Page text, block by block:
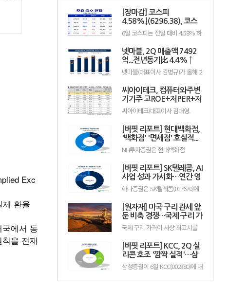
Exc
환율
에서 동
을 전재
[장마감] 코스피
4.58%↓(6296.38), 코스
닥 0.26%↑(801.67)
6일 코스피는 전일 대비 4.58% 하
이날 개인은 4조1084억원을 순매
수했고 외국인과 기관은 각각 4조
66억원, 2366억원을 순매도했다.
코스닥은 전일 대비 0.26% 오른
801.67포인트로 거래를 마쳤다. 개
억원을 순매수한 반면 외국인은
2923억원을 순매도했다.임정은
KB증권 연구원은 KB리서치 장...
넷마블, 2Q 매출액 7492
억...전년동기比 4.4% ↑
넷마블(대표이사 김병규)가 올해 2
분기 실적으로 매출액 7492억원,
영업이익 801억원을 기록했다고
지난 5일 밝혔다(K-IFRS 연결). 전
년동기대비 매출액은 4.4% 증가
했고, 영업이익은 20.8% 감소했
다.직전 분기와 비교하면 매출액과
늘어났으며, 현금창출능력을 나타
내는 상각전영업이익(EBITDA)은
1120억원으로 집계됐다....
씨아이테크, 컴퓨터와주변
기기주 고ROE+저PER+저
PBR 1위
씨아이테크(대표이사 김대영.
004920)가 8월 컴퓨터와주변기기
주 고ROE+저PER+저PBR 1위를
기록했다.버핏연구소 조사 결과 씨
아이테크가 8월 컴퓨터와주변기기
주 고ROE+저PER+저PBR 1위를
차지했으며, 아이디스홀딩스
이디피(332370)가 뒤를 이었다.씨
아이테크는 지난 1분기 매출액 66
억원, 영업손실 15억원으로 전년
동기대..
[버핏 리포트] 현대백화점,
'백화점' '면세점' 호실적...
지누스 실적 악화로 컨센 하
NH투자증권은 현대백화점
적 악화로 2분기 연결 실적은 시장
기대치를 밑돌았지만, 본업인 백화
점과 면세점은 기대 수준의 호실적
을 이어갔다고 평가했다. 투자의견
‘매수’를 유지했으나 목표주가는
했다. 현대백화점의 전일 종가는
11만100원이다.주영훈 NH투자증
권 연.
[버핏 리포트] SK텔레콤, AI
사업 성과 가시화…연간 영
업이익 2조원 기대 - 하나
하나증권은 SK텔레콤(017670)에
대해 인공지능(AI) 사업이 본격적
인 성장 국면에 진입하면서 실적과
배당 확대가 기대된다고 전망했다.
이에 투자의견 '매수(BUY)'와 목표
주가 14만원을 유지했다. SK텔레
콤의 전일종가는 9만3000원이다.
레콤의 올해 2분기 연결 기준 영업
이익은 5660억원으로 시장 기대치
를 웃돌.
[원자재] 미국 구리 관세 앞
둔 비축 경쟁…국제 구리 가
격 사상 최고치 경신
국제 구리 가격이 사상 최고치를
미국의 추가 구리 관세 부과를 앞
두고 기업들이 미리 물량 확보에
나선 데다, 미국 외 지역에서는 공
급 부족과 생산 차질까지 겹치면서
가격이 빠르게 상승한 것으로 풀이
소(COMEX)의 9월물 구리 가격은
[버핏 리포트] KCC, 2Q 실
리콘 호조 '깜짝 실적'…삼
성물산 배당 유입도 긍정적
삼성증권이 6일 KCC(002380)에 대
해 "실리콘과 건자재 부문의 수익
성 회복으로 2분기 깜짝 실적을 달